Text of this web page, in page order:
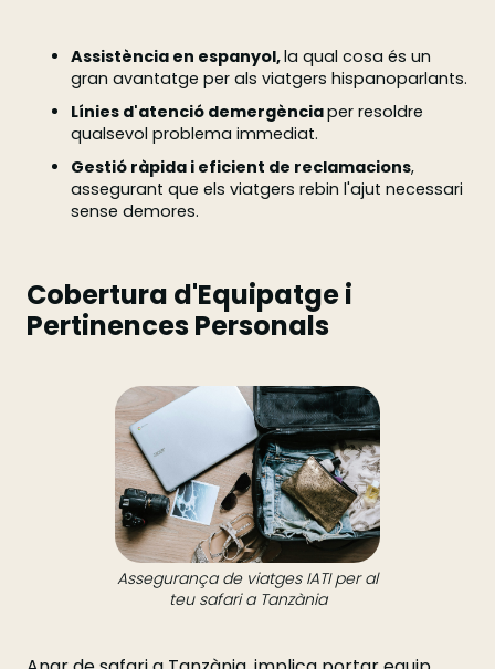
Assistència en espanyol,la qual cosa és un
gran avantatge per als viatgers hispanoparlants.
Línies d'atenció demergènciaper resoldre
qualsevol problema immediat.
Gestió ràpida i eficient de reclamacions,
assegurant que els viatgers rebin l'ajut necessari
sense demores.
Cobertura d'Equipatge i
Pertinences Personals
Assegurança de viatges IATI per al
teu safari a Tanzània